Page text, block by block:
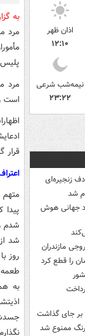
اذان ظهر
۱۲:۱۰
نیمه‌شب شرعی
۲۳:۲۲
شد
جهانی هوش
مازندران
را قطع کرد
ممنوع شد
به
مرد
مرد
است و قبلاً ۲۶‌زن
قرار
شدم
شد
روز
به